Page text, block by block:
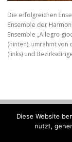
Die erfolgreichen
Ensemble der
Ensemble „Allegro
(hinten), umrahmt
(links) und
Copyright © 2026
Diese Website
nutzt,